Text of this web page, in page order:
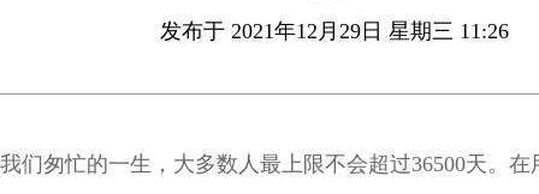
发布于 2021年12月29日 星期三 11:26
我们匆忙的一生，大多数人最上限不会超过36500天。在